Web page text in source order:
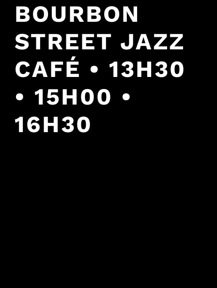
BOURBON
STREET JAZZ
CAFÉ • 13H30
• 15H00 •
16H30